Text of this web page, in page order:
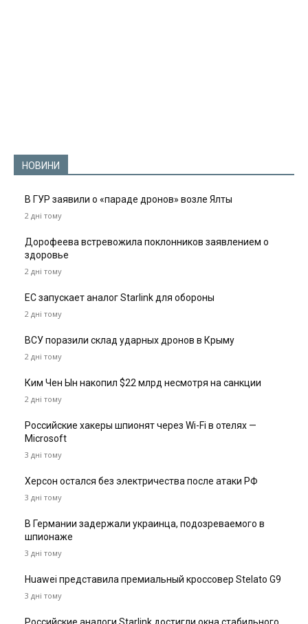
НОВИНИ
В ГУР заявили о «параде дронов» возле Ялты
2 дні тому
Дорофеева встревожила поклонников заявлением о
здоровье
2 дні тому
ЕС запускает аналог Starlink для обороны
2 дні тому
ВСУ поразили склад ударных дронов в Крыму
2 дні тому
Ким Чен Ын накопил $22 млрд несмотря на санкции
2 дні тому
Российские хакеры шпионят через Wi-Fi в отелях —
Microsoft
3 дні тому
Херсон остался без электричества после атаки РФ
3 дні тому
В Германии задержали украинца, подозреваемого в
шпионаже
3 дні тому
Huawei представила премиальный кроссовер Stelato G9
3 дні тому